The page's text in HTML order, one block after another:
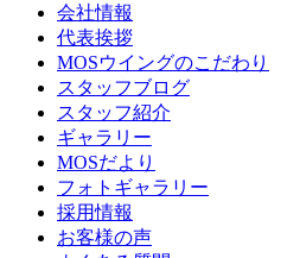
会社情報
代表挨拶
MOSウイングのこだわり
スタッフブログ
スタッフ紹介
ギャラリー
MOSだより
フォトギャラリー
採用情報
お客様の声